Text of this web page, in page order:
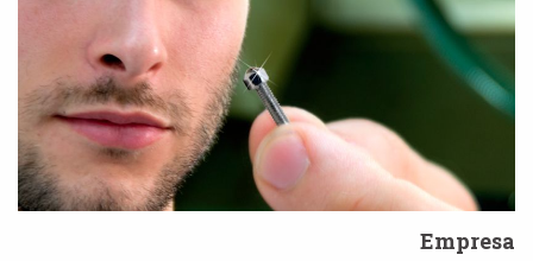
Empresa
Haga clic aquí